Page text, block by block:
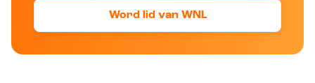
Word lid van WNL